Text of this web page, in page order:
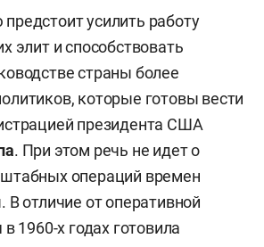
усилить работу
элит и способствовать
страны более
которые готовы вести
президента США
. При этом речь не идет о
операций времен
В отличие от оперативной
1960-х годах готовила